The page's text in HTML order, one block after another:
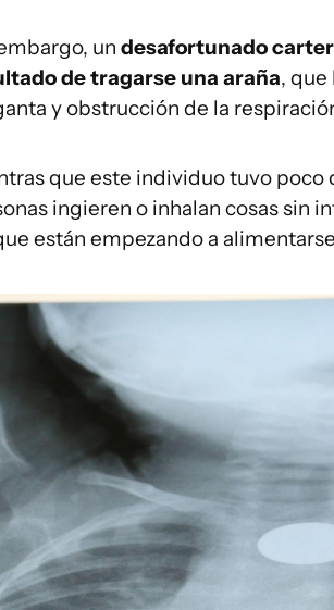
un desafortunado
de tragarse una araña,
y obstrucción de la
que este individuo tuvo poco
ingieren o inhalan cosas sin
están empezando a